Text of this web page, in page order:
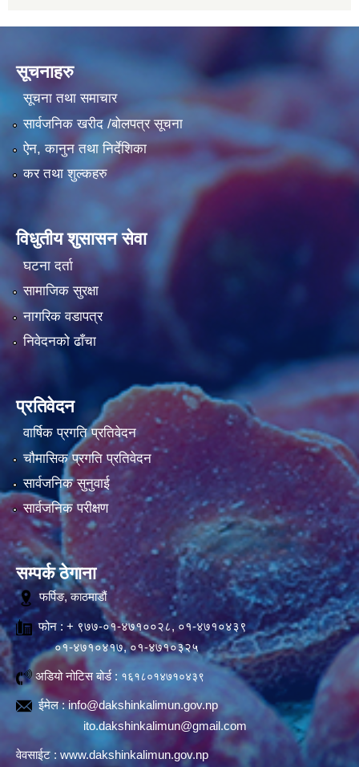
सूचनाहरु
सूचना तथा समाचार
सार्वजनिक खरीद /बोलपत्र सूचना
ऐन, कानुन तथा निर्देशिका
कर तथा शुल्कहरु
विधुतीय शुसासन सेवा
घटना दर्ता
सामाजिक सुरक्षा
नागरिक वडापत्र
निवेदनको ढाँचा
प्रतिवेदन
वार्षिक प्रगति प्रतिवेदन
चौमासिक प्रगति प्रतिवेदन
सार्वजनिक सुनुवाई
सार्वजनिक परीक्षण
सम्पर्क ठेगाना
फर्पिङ, काठमाडौं
फोन : + ९७७-०१-४७१००२८, ०१-४७१०४३९
०१-४७१०४१७, ०१-४७१०३२५
अडियो नोटिस बोर्ड : १६१८०१४७१०४३९
ईमेल :info@dakshinkalimun.gov.np
ito.dakshinkalimun@gmail.com
वेवसाईट : www.dakshinkalimun.gov.np